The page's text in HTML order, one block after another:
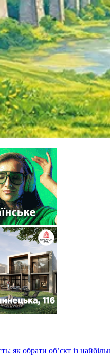
як обрати об’єкт із